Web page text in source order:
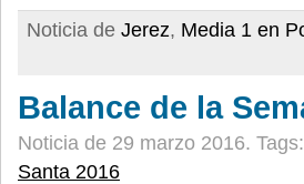
Noticia de Jerez, Media 1 en
Balance de la
Noticia de 29 marzo 2016. Tags:
Santa 2016